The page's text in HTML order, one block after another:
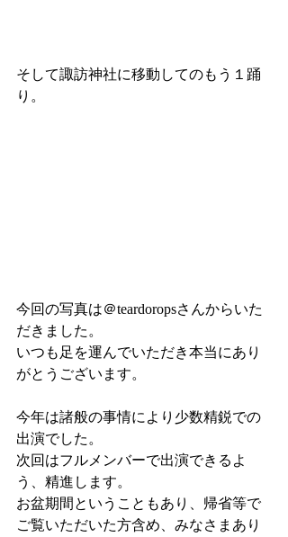
そして諏訪神社に移動してのもう１踊
り。
今回の写真は＠teardoropsさんからいた
だきました。
いつも足を運んでいただき本当にあり
がとうございます。
今年は諸般の事情により少数精鋭での
出演でした。
次回はフルメンバーで出演できるよ
う、精進します。
お盆期間ということもあり、帰省等で
ご覧いただいた方含め、みなさまあり